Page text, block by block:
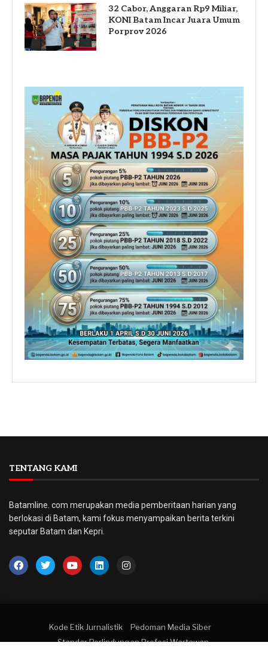
32 Cabor, Anggaran Rp9 Miliar,
KONI Batam Incar Juara Umum
Porprov 2026
TENTANG KAMI
Batamline. com merupakan media pemberitaan harian yang
berlokasi di Batam, kami fokus menyampaikan berita terkini
seputar Batam dan Kepri.
Kode Etik Jurnalistik
Pedoman Media Siber
Standar Perlindungan Profesi Wartawan